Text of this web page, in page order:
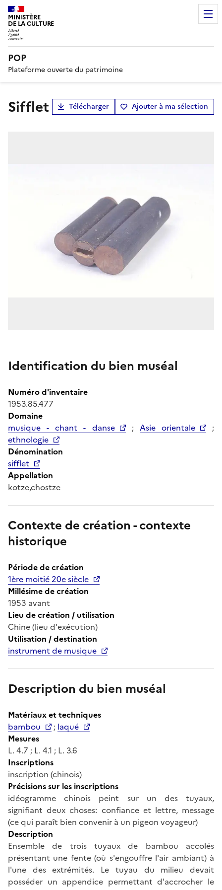
MINISTÈRE
DE LA CULTURE
POP
Plateforme ouverte du patrimoine
sifflet Télécharger Ajouter à ma sélection
Identification du bien muséal
Numéro d'inventaire
1953.85.477
Domaine
musique - chant - danse
; Asie orientale
;
ethnologie
Dénomination
sifflet
Appellation
kotze,chostze
Contexte de création - contexte
historique
Période de création
1ère moitié 20e siècle
Millésime de création
1953 avant
Lieu de création / utilisation
Chine (lieu d'exécution)
Utilisation / destination
instrument de musique
Description du bien muséal
Matériaux et techniques
bambou
; laqué
Mesures
L. 4.7 ; L. 4.1 ; L. 3.6
Inscriptions
inscription (chinois)
Précisions sur les inscriptions
idéogramme chinois peint sur un des tuyaux,
signifiant deux choses: confiance et lettre, message
(ce qui paraît bien convenir à un pigeon voyageur)
Description
Ensemble de trois tuyaux de bambou accolés
présentant une fente (où s'engouffre l'air ambiant) à
l'une des extrémités. Le tuyau du milieu devait
posséder un appendice permettant d'accrocher le